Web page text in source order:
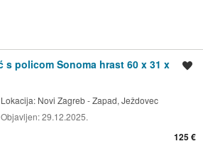
policom Sonoma hrast 60 x 31 x
Lokacija: Novi Zagreb - Zapad, Ježdovec
Objavljen:29.12.2025.
125 €